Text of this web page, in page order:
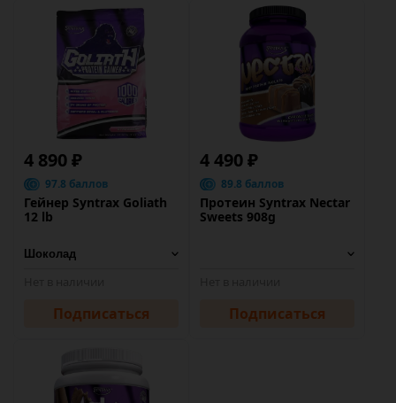
4 890 ₽
97.8 баллов
Гейнер Syntrax Goliath
12 lb
Подписаться
4 490 ₽
89.8 баллов
Протеин Syntrax Nectar
Sweets 908g
Подписаться